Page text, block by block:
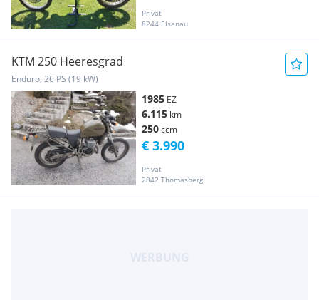
Privat
8244 Elsenau
KTM 250 Heeresgrad
Enduro, 26 PS (19 kW)
1985 EZ
6.115 km
250ccm
Privat
2842 Thomasberg
€ 3.990